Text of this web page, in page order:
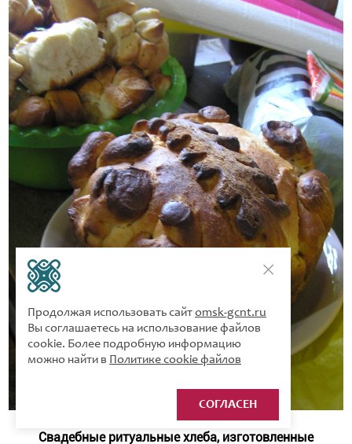
Свадебные ритуальные хлеба, изготовленные
Продолжая использовать сайтomsk-gcnt.ru
Вы соглашаетесь на использование файлов
cookie. Более подробную информацию
можно найти в Политике cookie файлов
СОГЛАСЕН